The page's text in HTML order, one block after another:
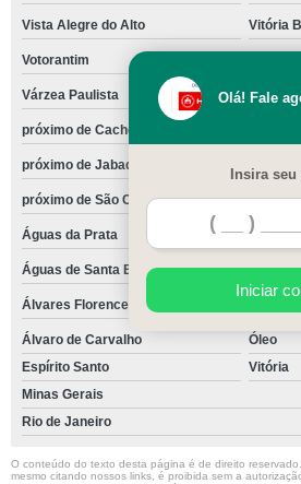
Vista Alegre do Alto Vitória
Votorantim
Várzea Paulista
próximo de Cachoeirinha
próximo de Jabaquara próximo
próximo de São Caetano do Sul são
Águas da Prata Águas
Águas de Santa Bárbara Águas
Álvares Florence
Álvaro de Carvalho
Óleo
Espírito Santo
Vitória
Minas Gerais
Rio de Janeiro
O conteúdo do texto desta página é de direito
mesmo citando nossos links, é proibida sem a
Olá! Fale
Insira
Iniciar